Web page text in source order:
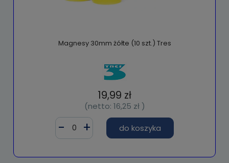
Magnesy 30mm żółte (10 szt.) Tres
19,99 zł
(netto: 16,25 zł)
do koszyka